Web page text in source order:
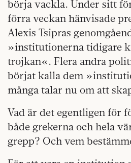
börja vackla. Under sitt
förra veckan hänvisade
Alexis Tsipras
»institutionerna tidigare
trojkan«. Flera andra
börjat kalla dem
många talar nu om att
Vad är det egentligen för
både grekerna och hela
grepp? Och vem